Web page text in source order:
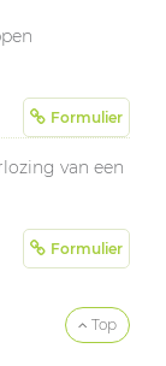
Formulier
van een
Formulier
Top